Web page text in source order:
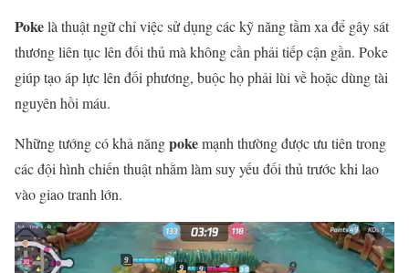
Pokelà thuật ngữ chỉ việc sử dụng các kỹ năng tầm xa để gây sát
thương liên tục lên đối thủ mà không cần phải tiếp cận gần. Poke
giúp tạo áp lực lên đối phương, buộc họ phải lùi về hoặc dùng tài
nguyên hồi máu.
Những tướng có khả năngpokemạnh thường được ưu tiên trong
các đội hình chiến thuật nhằm làm suy yếu đối thủ trước khi lao
vào giao tranh lớn.